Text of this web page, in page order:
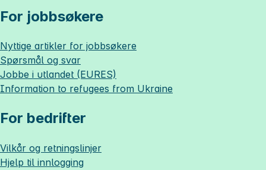
For jobbsøkere
Nyttige artikler for jobbsøkere
Spørsmål og svar
Jobbe i utlandet (EURES)
Information to refugees from Ukraine
For bedrifter
Vilkår og retningslinjer
Hjelp til innlogging